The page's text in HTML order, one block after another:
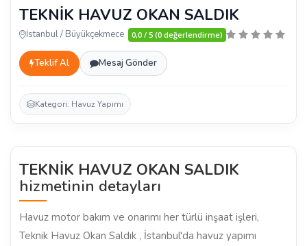
TEKNİK HAVUZ OKAN SALDIK
İstanbul / Büyükçekmece 0,0 / 5 (0 değerlendirme)
Teklif Al Mesaj Gönder
Kategori: Havuz Yapımı
TEKNİK HAVUZ OKAN SALDIK
hizmetinin detayları
Havuz motor bakım ve onarımı her türlü inşaat işleri,
Teknik Havuz Okan Saldık , İstanbul'da havuz yapımı